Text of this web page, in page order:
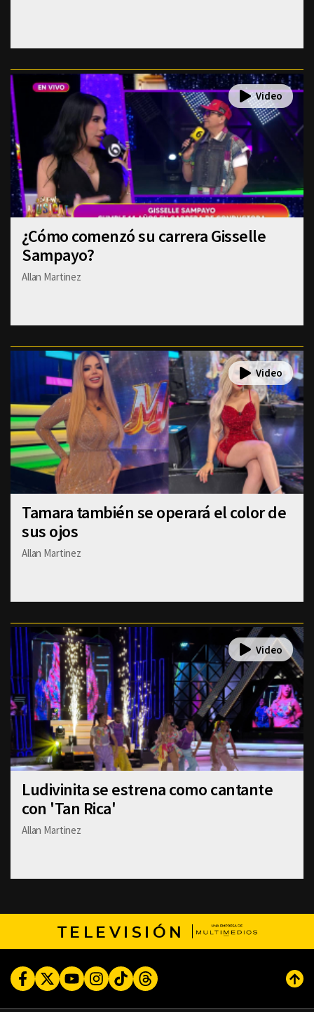
¿Cómo comenzó su carrera Gisselle
Sampayo?
Allan Martinez
Tamara también se operará el color de
sus ojos
Allan Martinez
Ludivinita se estrena como cantante
con 'Tan Rica'
Allan Martinez
TELEVISIÓN
FacebookTwitterYoutubeInstagram
TikTokThreads